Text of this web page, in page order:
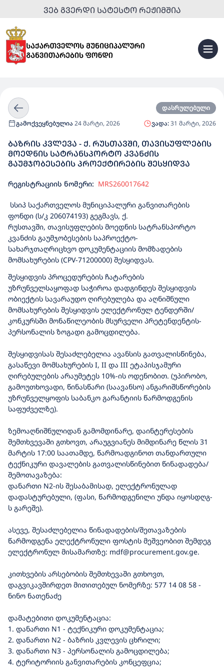
ᲕᲔᲑ ᲒᲕᲔᲠᲓᲘ ᲡᲐᲢᲔᲡᲢᲝ ᲠᲔᲟᲘᲛᲨᲘᲐ
დასრულებული
გამოქვეყნებულია 24 მარტი, 2026 ვადა:31 მარტი, 2026
ᲑᲐᲖᲠᲘᲡ ᲙᲕᲚᲔᲕᲐ - Ქ. ᲠᲣᲡᲗᲐᲕᲨᲘ, ᲗᲐᲕᲘᲡᲣᲤᲚᲔᲑᲘᲡ
ᲛᲝᲔᲓᲜᲘᲡ ᲡᲐᲢᲠᲐᲜᲡᲞᲝᲠᲢᲝ ᲙᲕᲐᲜᲫᲘᲡ
ᲒᲐᲣᲛᲯᲝᲑᲔᲡᲔᲑᲘᲡ ᲞᲠᲝᲔᲥᲢᲘᲠᲔᲑᲘᲡ ᲨᲔᲡᲧᲘᲓᲕᲐ
რეგისტრაციის ნომერი: MRS260017642
სსიპ საქართველოს მუნიციპალური განვითარების
ფონდი (ს/კ 206074193) გეგმავს, ქ.
რუსთავში, თავისუფლების მოედნის სატრანსპორტო
კვანძის გაუმჯობესების საპროექტო-
სახარჯთაღრიცხვო დოკუმენტაციის მომზადების
მომსახურების (CPV-71200000) შესყიდვას.
შესყიდვის პროცედურების ჩატარების
უზრუნველსაყოფად საჭიროა დადგინდეს შესყიდვის
ობიექტის სავარაუდო ღირებულება და აღნიშნული
მომსახურების შესყიდვის ელექტრონულ ტენდერში/
კონკურსში მონაწილეობის მსურველი პრეტენდენტის-
პერსონალის ზოგადი გამოცდილება.
შესყიდვისას შესაძლებელია ავანსის გათვალისწინება,
გასაწევი მომსახურების I, II და III ეტაპისჯამური
ღირებულების არაუმეტეს 10%-ის ოდენობით. (უპირობო,
გამოუთხოვადი, წინასწარი (საავანსო) ანგარიშსწორების
უზრუნველყოფის საბანკო გარანტიის წარმოდგენის
საფუძველზე).
ზემოაღნიშნულიდან გამომდინარე, დაინტერესების
შემთხვევაში გთხოვთ, არაუგვიანეს მიმდინარე წლის 31
მარტის 17:00 საათამდე, წარმოადგინოთ თანდართული
ტექნიკური დავალების გათვალისწინებით წინადადება/
შემოთავაზება:
დანართი N2-ის შესაბამისად, ელექტრონულად
დადასტურებული, (ფასი, წარმოდგენილი უნდა იყოსდღგ-
ს გარეშე).
ასევე, შესაძლებელია წინადადების/შეთავაზების
წარმოდგენა ელექტრონული ფოსტის მეშვეობით შემდეგ
ელექტრონულ მისამართზე: mdf@procurement.gov.ge.
კითხვების არსებობის შემთხევაში გთხოვთ,
დაგვიკავშირდეთ მითითებულ ნომერზე: 577 14 08 58 -
ნინო ნათენაძე
დამატებითი დოკუმენტაცია:
1. დანართი N1 - ტექნიკური დოკუმენტაცია;
2. დანართი N2 - ბაზრის კვლევის ცხრილი;
3. დანართი N3 - პერსონალის გამოცდილება;
4. ტერიტორიის განვითარების კონცეფცია;